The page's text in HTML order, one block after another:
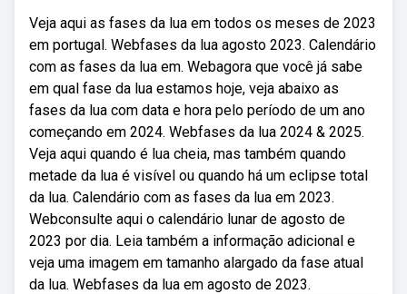
Veja aqui as fases da lua em todos os meses de 2023
em portugal. Webfases da lua agosto 2023. Calendário
com as fases da lua em. Webagora que você já sabe
em qual fase da lua estamos hoje, veja abaixo as
fases da lua com data e hora pelo período de um ano
começando em 2024. Webfases da lua 2024 & 2025.
Veja aqui quando é lua cheia, mas também quando
metade da lua é visível ou quando há um eclipse total
da lua. Calendário com as fases da lua em 2023.
Webconsulte aqui o calendário lunar de agosto de
2023 por dia. Leia também a informação adicional e
veja uma imagem em tamanho alargado da fase atual
da lua. Webfases da lua em agosto de 2023.